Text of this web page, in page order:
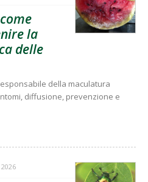
la
delle
della maculatura
diffusione, prevenzione e